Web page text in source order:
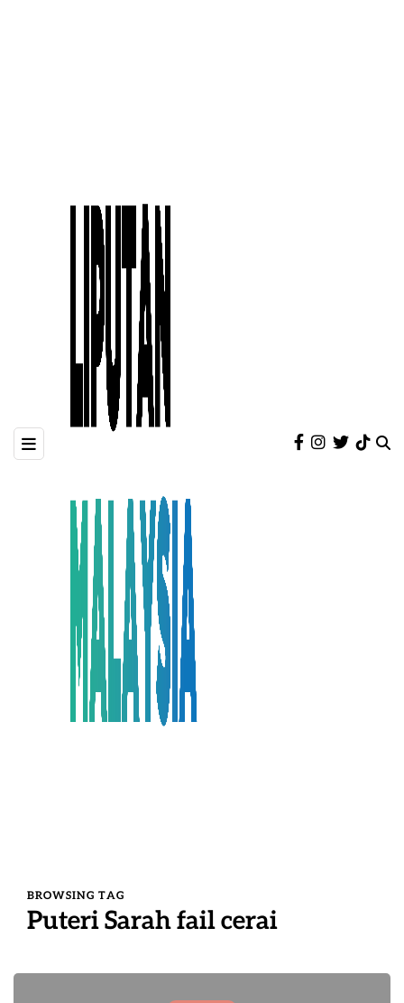
BROWSING TAG
Puteri Sarah fail cerai